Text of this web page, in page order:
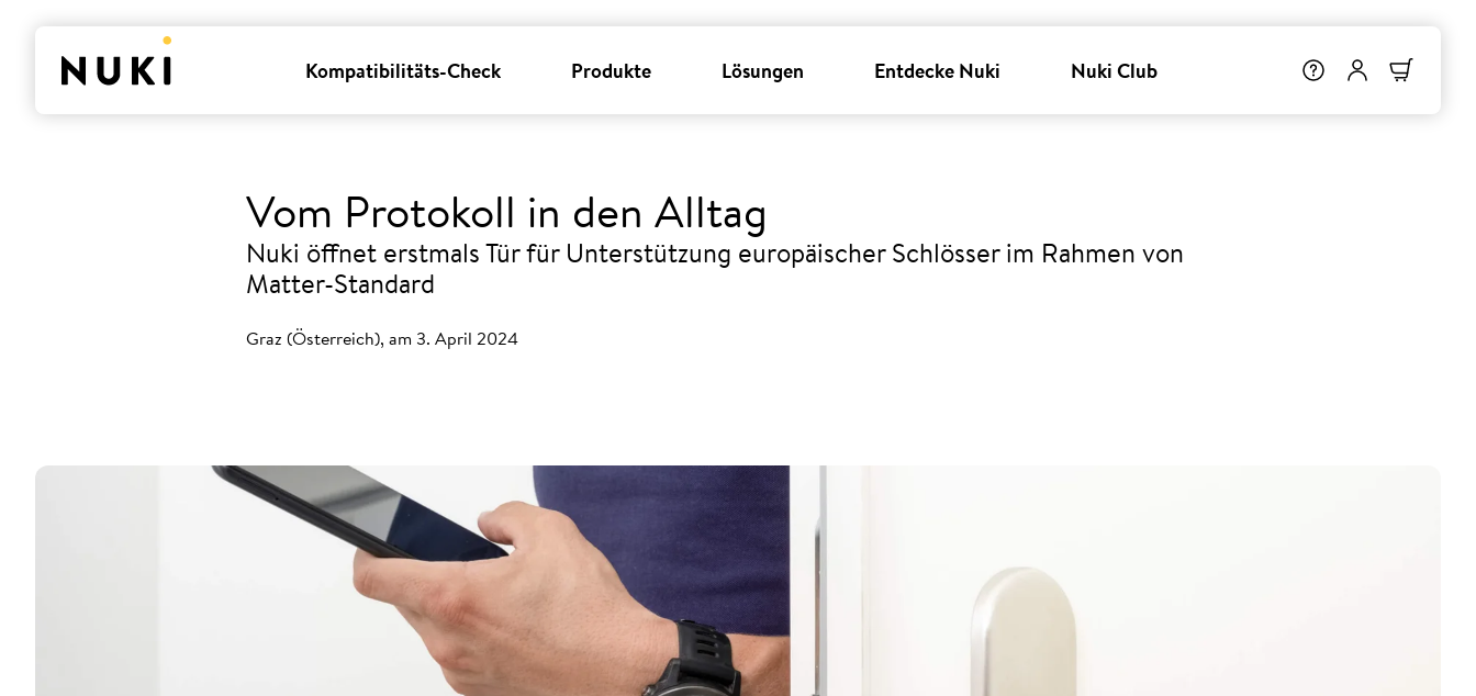
Kompatibilitäts-Check Produkte Lösungen Entdecke Nuki Nuki Club
Vom Protokoll in den Alltag
Nuki öffnet erstmals Tür für Unterstützung europäischer Schlösser im Rahmen von
Matter-Standard
Graz (Österreich), am 3. April 2024